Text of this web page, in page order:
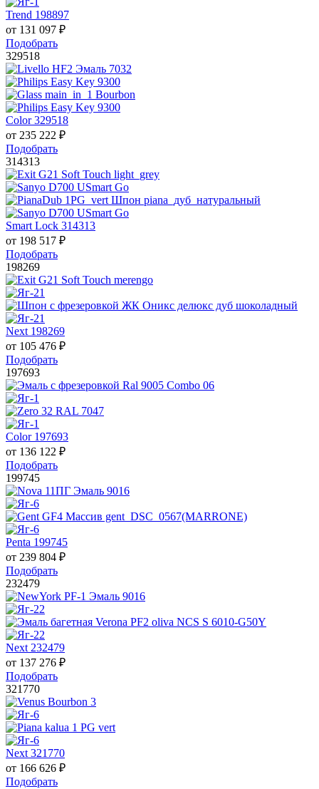
Trend 198897
от 131 097 ₽
Подобрать
329518
Color 329518
от 235 222 ₽
Подобрать
314313
Smart Lock 314313
от 198 517 ₽
Подобрать
198269
Next 198269
от 105 476 ₽
Подобрать
197693
Color 197693
от 136 122 ₽
Подобрать
199745
Penta 199745
от 239 804 ₽
Подобрать
232479
Next 232479
от 137 276 ₽
Подобрать
321770
Next 321770
от 166 626 ₽
Подобрать